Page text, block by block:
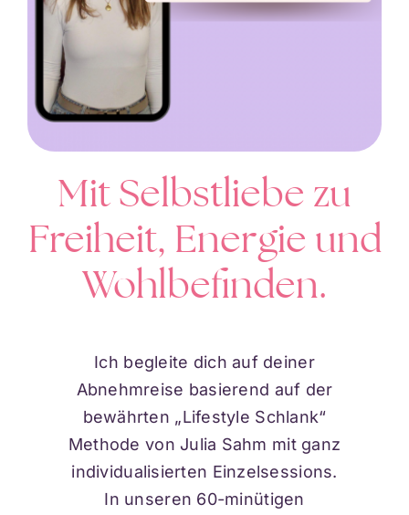
Mit Selbstliebe zu
Freiheit, Energie und
Wohlbefinden.
Ich begleite dich auf deiner
Abnehmreise basierend auf der
bewährten „Lifestyle Schlank“
Methode von Julia Sahm mit ganz
individualisierten Einzelsessions.
In unseren 60-minütigen